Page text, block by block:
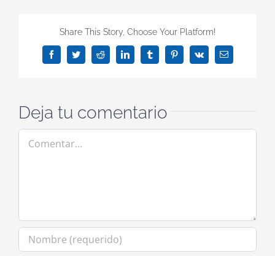
Share This Story, Choose Your Platform!
FacebookTwitterReddit LinkedInTumblrPinterest
Vk
Correo
electrónico
Deja tu comentario
Comentar